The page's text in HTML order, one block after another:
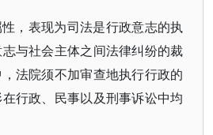
，表现为司法是行政意志的执
与社会主体之间法律纠纷的裁
法院须不加审查地执行行政的
行政、民事以及刑事诉讼中均